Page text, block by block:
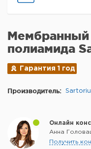
Мембранный
полиамида
Гарантия 1 год
Производитель:
Онлайн
Анна
Получить